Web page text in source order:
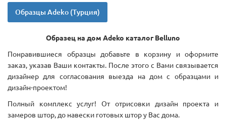
Образцы Adeko (Турция)
Образец на дом Adeko каталогBelluno
Понравившиеся образцы добавьте в корзину и оформите
заказ, указав Ваши контакты. После этого с Вами связывается
дизайнер для согласования выезда на дом с образцами и
дизайн-проектом!
Полный комплекс услуг! От отрисовки дизайн проекта и
замеров штор, до навески готовых штор у Вас дома.